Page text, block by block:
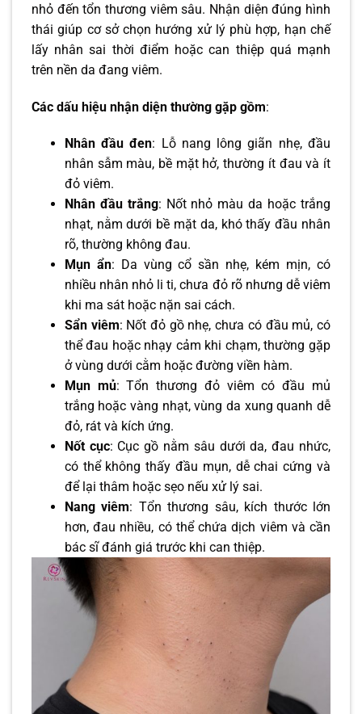
nhỏ đến tổn thương viêm sâu. Nhận diện đúng hình
thái giúp cơ sở chọn hướng xử lý phù hợp, hạn chế
lấy nhân sai thời điểm hoặc can thiệp quá mạnh
trên nền da đang viêm.
Các dấu hiệu nhận diện thường gặp gồm:
Nhân đầu đen: Lỗ nang lông giãn nhẹ, đầu
nhân sẫm màu, bề mặt hở, thường ít đau và ít
đỏ viêm.
Nhân đầu trắng: Nốt nhỏ màu da hoặc trắng
nhạt, nằm dưới bề mặt da, khó thấy đầu nhân
rõ, thường không đau.
Mụn ẩn: Da vùng cổ sần nhẹ, kém mịn, có
nhiều nhân nhỏ li ti, chưa đỏ rõ nhưng dễ viêm
khi ma sát hoặc nặn sai cách.
Sẩn viêm: Nốt đỏ gồ nhẹ, chưa có đầu mủ, có
thể đau hoặc nhạy cảm khi chạm, thường gặp
ở vùng dưới cằm hoặc đường viền hàm.
Mụn mủ: Tổn thương đỏ viêm có đầu mủ
trắng hoặc vàng nhạt, vùng da xung quanh dễ
đỏ, rát và kích ứng.
Nốt cục: Cục gồ nằm sâu dưới da, đau nhức,
có thể không thấy đầu mụn, dễ chai cứng và
để lại thâm hoặc sẹo nếu xử lý sai.
Nang viêm: Tổn thương sâu, kích thước lớn
hơn, đau nhiều, có thể chứa dịch viêm và cần
bác sĩ đánh giá trước khi can thiệp.